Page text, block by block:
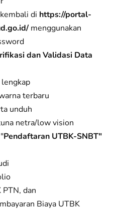
di https://portal-
menggunakan
dan Validasi Data
lengkap
terbaru
unduh
netra/low vision
Pendaftaran UTBK-SNBT"
dan
Biaya UTBK